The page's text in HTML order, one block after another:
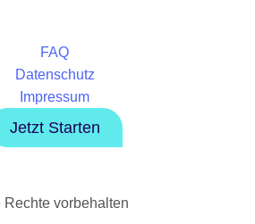
FAQ
Datenschutz
Impressum
Jetzt Starten
vorbehalten